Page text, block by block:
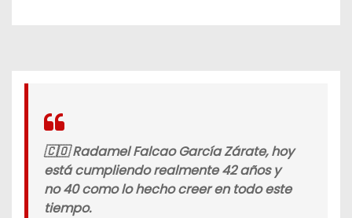
🇨🇴 Radamel Falcao García Zárate, hoy
está cumpliendo realmente 42 años y
no 40 como lo hecho creer en todo este
tiempo.